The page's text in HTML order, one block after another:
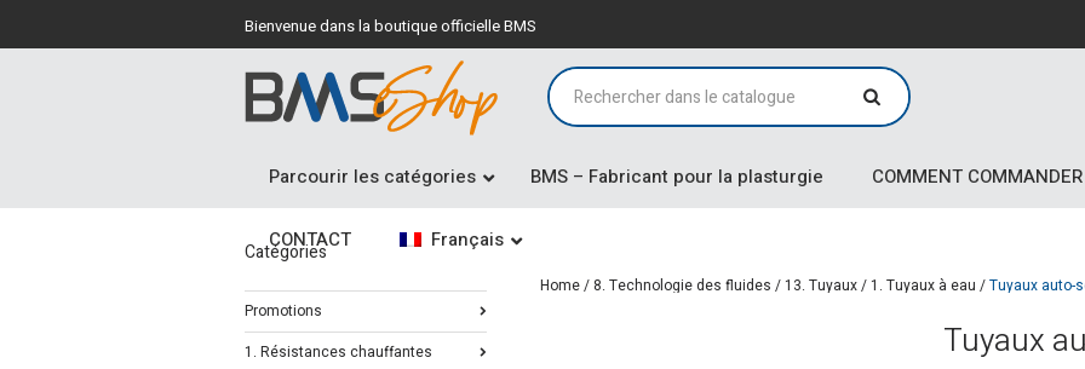
Bienvenue dans la boutique officielle BMS
Parcourir les catégories BMS – Fabricant pour la plasturgie COMMENT
CONTACT Français
Home/8. Technologie des fluides /13. Tuyaux/1. Tuyaux à eau /Tuyaux auto-
Tuyaux
Catégories
Promotions
1. Résistances chauffantes